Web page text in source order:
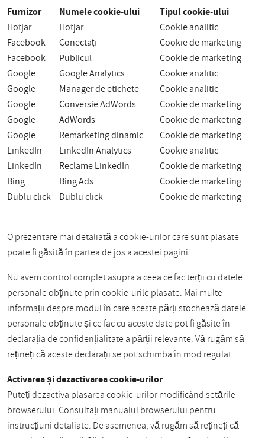
Furnizor Numele cookie-ului Tipul cookie-ului
Hotjar Hotjar
Cookie analitic
Facebook
Conectați
Cookie de marketing
Facebook
Publicul
Cookie de marketing
Google
Google Analytics
Cookie analitic
Google
Manager de etichete
Cookie analitic
Google
Conversie AdWords
Cookie de marketing
Google
AdWords
Cookie de marketing
Google
Remarketing dinamic
Cookie de marketing
LinkedIn
LinkedIn Analytics
Cookie analitic
LinkedIn
Reclame LinkedIn
Cookie de marketing
Bing
Bing Ads
Cookie de marketing
Dublu click
Dublu click Cookie de marketing
O prezentare mai detaliată a cookie-urilor care sunt plasate
poate fi găsită în partea de jos a acestei pagini.
Nu avem control complet asupra a ceea ce fac terții cu datele
personale obținute prin cookie-urile plasate. Mai multe
informații despre modul în care aceste părți stochează datele
personale obținute și ce fac cu aceste date pot fi găsite în
declarația de confidențialitate a părții relevante. Vă rugăm să
rețineți că aceste declarații se pot schimba în mod regulat.
Activarea și dezactivarea cookie-urilor
Puteți dezactiva plasarea cookie-urilor modificând setările
browserului. Consultați manualul browserului pentru
instrucțiuni detaliate. De asemenea, vă rugăm să rețineți că